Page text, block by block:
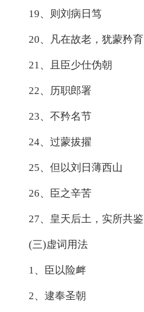
19、则刘病日笃
20、凡在故老，犹蒙矜育
21、且臣少仕伪朝
22、历职郎署
23、不矜名节
24、过蒙拔擢
25、但以刘日薄西山
26、臣之辛苦
27、皇天后土，实所共鉴
(三)虚词用法
1、臣以险衅
2、逮奉圣朝